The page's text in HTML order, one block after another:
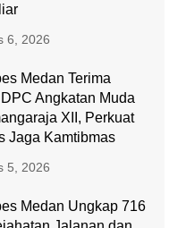
6, 2026
Medan Terima
Angkatan Muda
XII, Perkuat
Jaga Kamtibmas
5, 2026
Medan Ungkap 716